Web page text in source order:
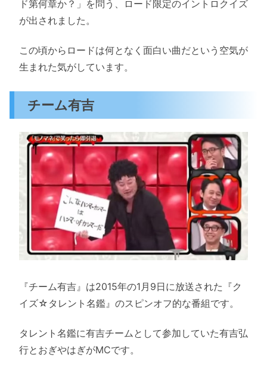
ド第何章か？」を問う、ロード限定のイントロクイズ
が出されました。
この頃からロードは何となく面白い曲だという空気が
生まれた気がしています。
チーム有吉
『チーム有吉』は2015年の1月9日に放送された『ク
イズ☆タレント名鑑』のスピンオフ的な番組です。
タレント名鑑に有吉チームとして参加していた有吉弘
行とおぎやはぎがMCです。